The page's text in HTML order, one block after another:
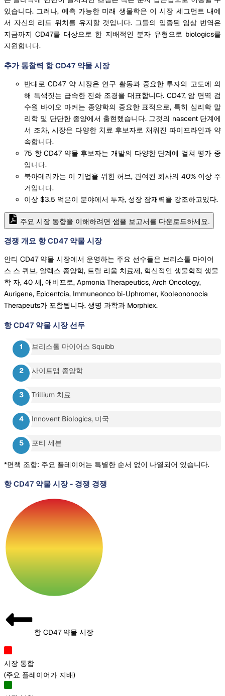
있습니다. 그러나, 예측 가능한 미래 생물학은 이 시장 세그먼트 내에
서 자신의 리드 위치를 유지할 것입니다. 그들의 입증된 임상 번역은
지금까지 CD47를 대상으로 한 지배적인 분자 유형으로 biologics를
지원합니다.
추가 통찰력 항 CD47 약물 시장
반대로 CD47 약 시장은 연구 활동과 중요한 투자의 고도에 의
해 특색짓는 급속한 진화 조경을 대표합니다. CD47, 암 면역 검
수원 바이오 마커는 종양학의 중요한 표적으로, 특히 심리학 말
리학 및 단단한 종양에서 출현했습니다. 그것의 nascent 단계에
서 조차, 시장은 다양한 치료 후보자로 채워진 파이프라인과 약
속합니다.
75 항 CD47 약물 후보자는 개발의 다양한 단계에 걸쳐 평가 중
입니다.
북아메리카는 이 기업을 위한 허브, 관여된 회사의 40% 이상 주
거입니다.
이상 $3.5 억은이 분야에서 투자, 성장 잠재력을 강조하고있다.
주요 시장 동향을 이해하려면 샘플 보고서를 다운로드하세요.
경쟁 개요 항 CD47 약물 시장
안티 CD47 약물 시장에서 운영하는 주요 선수들은 브리스톨 마이어
스 스 퀴브, 알렉스 종양학, 트릴 리움 치료제, 혁신적인 생물학적 생물
학 자, 40 세, 애비프로, Apmonia Therapeutics, Arch Oncology,
Aurigene, Epicentcia, Immuneonco bi-Uphromer, Kooleononocia
Therapeuts가 포함됩니다. 생명 과학과 Morphiex.
항 CD47 약물 시장 선두
브리스톨 마이어스 Squibb
사이트맵 종양학
Trillium 치료
Innovent Biologics, 미국
포티 세븐
*면책 조항: 주요 플레이어는 특별한 순서 없이 나열되어 있습니다.
항 CD47 약물 시장- 경쟁 경쟁
항 CD47 약물 시장
시장 통합
(주요 플레이어가 지배)